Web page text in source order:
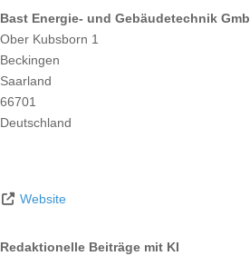
Bast Energie- und Gebäudetechnik
Ober Kubsborn 1
Beckingen
Saarland
66701
Deutschland
Website
Redaktionelle Beiträge mit KI